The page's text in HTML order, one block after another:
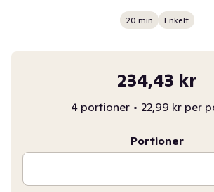
20 min Enkelt
234,43 kr
4 portioner • 22,99 kr per
Portioner